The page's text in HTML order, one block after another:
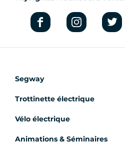
Segway
Trottinette électrique
Vélo électrique
Animations & Séminaires